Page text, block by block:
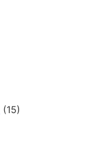
(15)